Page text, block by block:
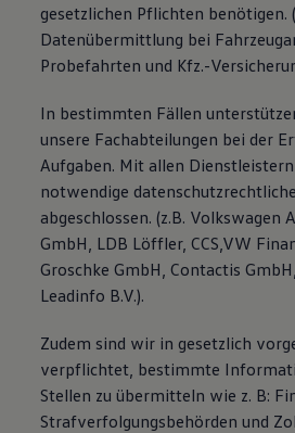
gesetzlichen Pflichten benötigen.
Datenübermittlung bei
Probefahrten und Kfz.-
In bestimmten Fällen
unsere Fachabteilungen bei der
Aufgaben. Mit allen
notwendige
abgeschlossen. (z.B. Volkswagen
GmbH, LDB Löffler, CCS,VW
Groschke GmbH, Contactis
Leadinfo B.V.).
Zudem sind wir in gesetzlich
verpflichtet, bestimmte
Stellen zu übermitteln wie z. B:
Strafverfolgungsbehörden und